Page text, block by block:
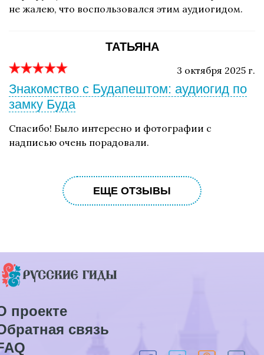
не жалею, что воспользовался этим аудиогидом.
ТАТЬЯНА
3 октября 2025 г.
Знакомство с Будапештом: аудиогид по
замку Буда
Спасибо! Было интересно и фотографии с
надписью очень порадовали.
ЕЩЕ ОТЗЫВЫ
проекте
связь